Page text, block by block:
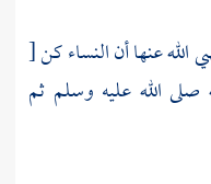
الله عنها أن النساء كن[
الله عليه وسلم ثم